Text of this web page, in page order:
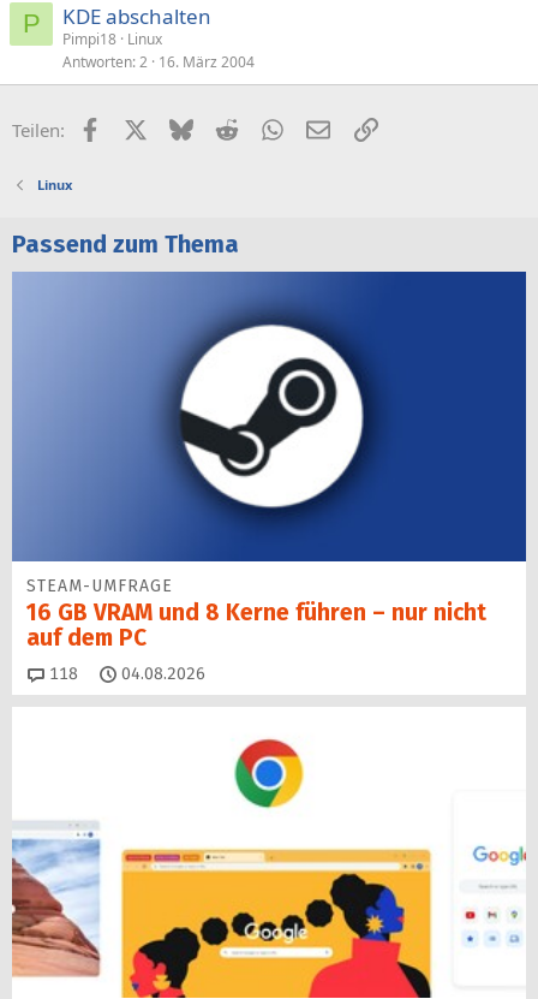
P KDE abschalten
Pimpi18 Linux
Antworten 2 16. März 2004
Teilen: FacebookX (Twitter)
BlueskyRedditWhatsApp
E-MailLink
Linux
Passend zum Thema
STEAM-UMFRAGE
16 GB VRAM und 8 Kerne führen – nur nicht
auf dem PC
118 Kommentare
04.08.2026